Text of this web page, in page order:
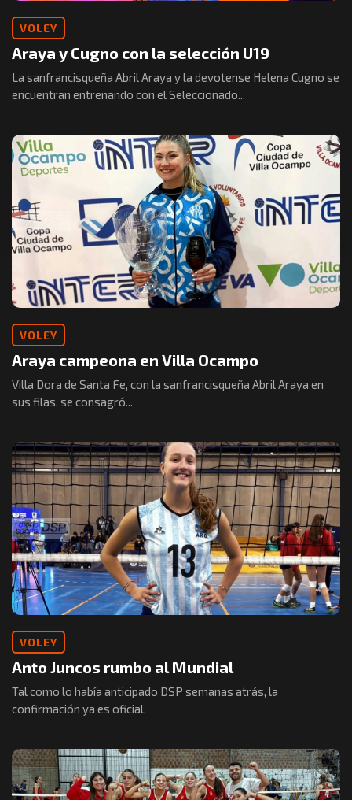
VOLEY
Araya y Cugno con la selección U19
La sanfrancisqueña Abril Araya y la devotense Helena Cugno se
encuentran entrenando con el Seleccionado...
VOLEY
Araya campeona en Villa Ocampo
Villa Dora de Santa Fe, con la sanfrancisqueña Abril Araya en
sus filas, se consagró...
VOLEY
Anto Juncos rumbo al Mundial
Tal como lo había anticipado DSP semanas atrás, la
confirmación ya es oficial.